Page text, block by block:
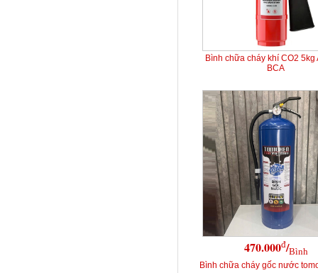
Bình chữa cháy khí CO2 5kg
BCA
470.000đ/Bình
Bình chữa cháy gốc nước